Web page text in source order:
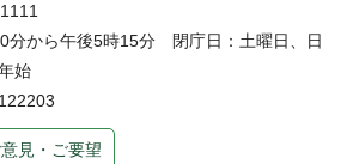
分から午後5時15分 閉庁日：土曜日、日
始
見・ご要望